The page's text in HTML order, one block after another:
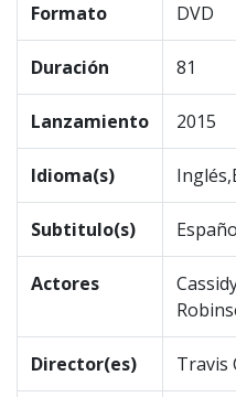
Formato DVD
Duración 81
Lanzamiento 2015
Idioma(s)
Subtitulo(s)
Actores
Director(es) Travis